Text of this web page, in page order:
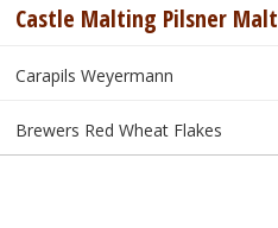
Castle Malting Pilsner Malt
Carapils Weyermann
Brewers Red Wheat Flakes